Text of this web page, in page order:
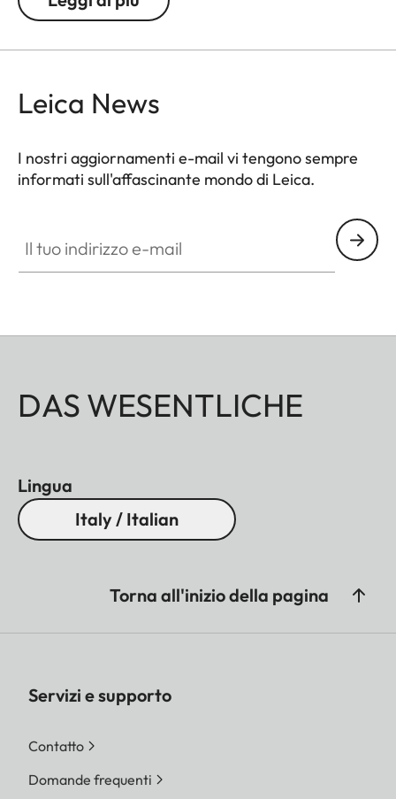
domenicale o una regata, l’8x40 è il compagno
Leica News
I nostri aggiornamenti e-mail vi tengono sempre
informati sull'affascinante mondo di Leica.
DAS WESENTLICHE
Lingua
Italy / Italian
Torna all'inizio della pagina
Servizi e supporto
Contatto
Domande frequenti